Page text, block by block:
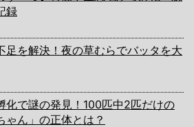
録
足を解決！夜の草むらでバッタを大
化で謎の発見！100匹中2匹だけの
ゃん」の正体とは？